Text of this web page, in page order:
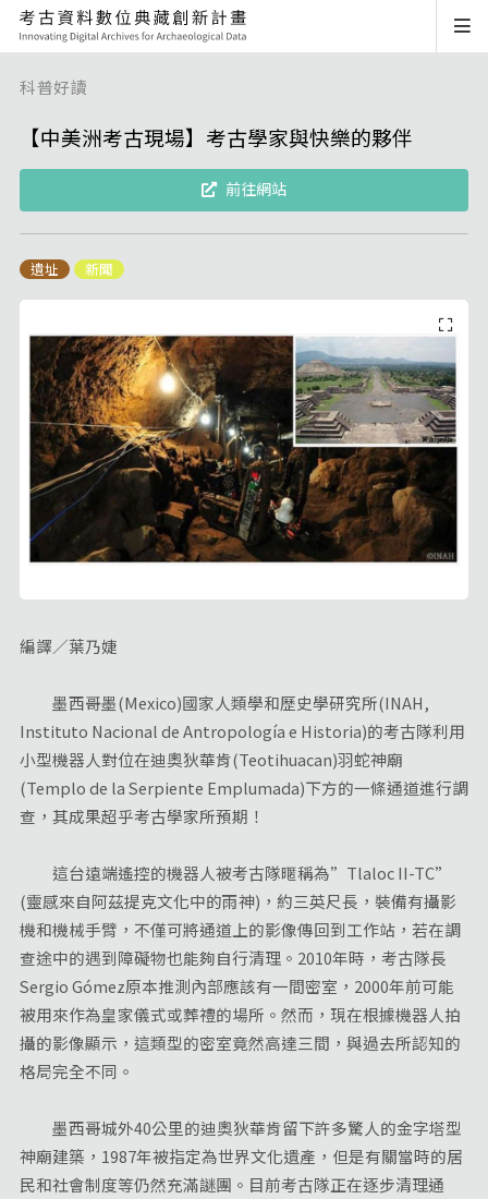
科普好讀
【中美洲考古現場】考古學家與快樂的夥伴
前往網站
遺址 新聞
編譯／葉乃婕
墨西哥墨(Mexico)國家人類學和歷史學研究所(INAH,
Instituto Nacional de Antropología e Historia)的考古隊利用
小型機器人對位在迪奧狄華肯(Teotihuacan)羽蛇神廟
(Templo de la Serpiente Emplumada)下方的一條通道進行調
查，其成果超乎考古學家所預期！
這台遠端遙控的機器人被考古隊暱稱為”Tlaloc II-TC”
(靈感來自阿茲提克文化中的雨神)，約三英尺長，裝備有攝影
機和機械手臂，不僅可將通道上的影像傳回到工作站，若在調
查途中的遇到障礙物也能夠自行清理。2010年時，考古隊長
Sergio Gómez原本推測內部應該有一間密室，2000年前可能
被用來作為皇家儀式或葬禮的場所。然而，現在根據機器人拍
攝的影像顯示，這類型的密室竟然高達三間，與過去所認知的
格局完全不同。
墨西哥城外40公里的迪奧狄華肯留下許多驚人的金字塔型
神廟建築，1987年被指定為世界文化遺產，但是有關當時的居
民和社會制度等仍然充滿謎團。目前考古隊正在逐步清理通